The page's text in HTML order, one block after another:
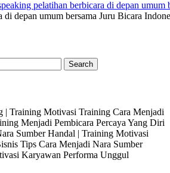
di depan umum bersama Juru Bicara
| Training Motivasi Training Cara Menjadi
Menjadi Pembicara Percaya Yang Diri
Sumber Handal | Training Motivasi
Tips Cara Menjadi Nara Sumber
Karyawan Performa Unggul